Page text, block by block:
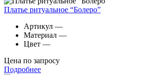
Платье ритуальное “Болеро”
Артикул —
Материал —
Цвет —
Цена по запросу
Подробнее